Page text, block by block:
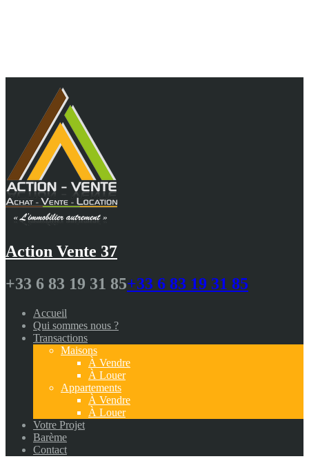
Action Vente 37
+33 6 83 19 31 85+33 6 83 19 31 85
Accueil
Qui sommes nous ?
Transactions
Maisons
À Vendre
À Louer
Appartements
À Vendre
À Louer
Votre Projet
Barème
Contact